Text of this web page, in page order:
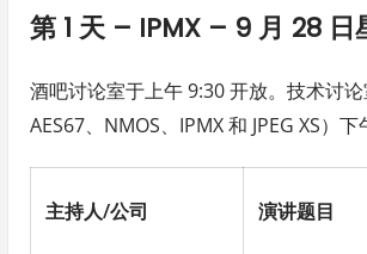
第 1 天 – IPMX – 9 月 28 日
酒吧讨论室于上午 9:30 开放。技术讨论
AES67、NMOS、IPMX 和 JPEG XS）下
主持人/公司 演讲题目